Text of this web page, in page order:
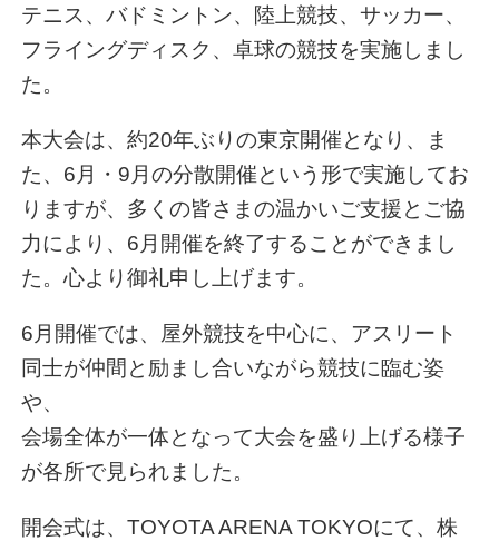
テニス、バドミントン、陸上競技、サッカー、
フライングディスク、卓球の競技を実施しまし
た。
本大会は、約20年ぶりの東京開催となり、ま
た、6月・9月の分散開催という形で実施してお
りますが、多くの皆さまの温かいご支援とご協
力により、6月開催を終了することができまし
た。心より御礼申し上げます。
6月開催では、屋外競技を中心に、アスリート
同士が仲間と励まし合いながら競技に臨む姿
や、
会場全体が一体となって大会を盛り上げる様子
が各所で見られました。
開会式は、TOYOTA ARENA TOKYOにて、株